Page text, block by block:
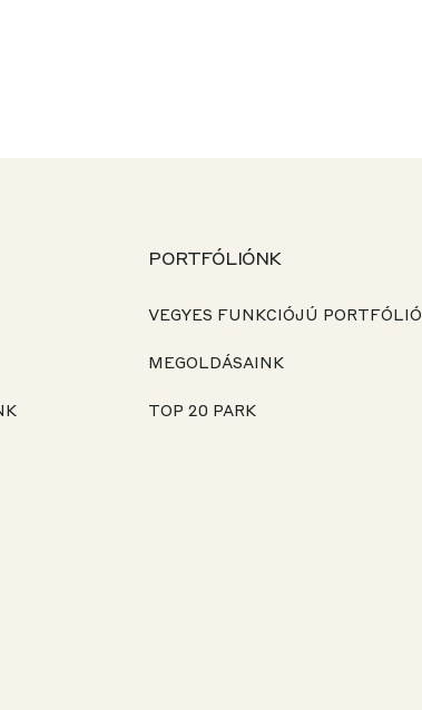
PORTFÓLIÓNK
VEGYES FUNKCIÓJÚ PORTFÓLIÓ
MEGOLDÁSAINK
TOP 20 PARK